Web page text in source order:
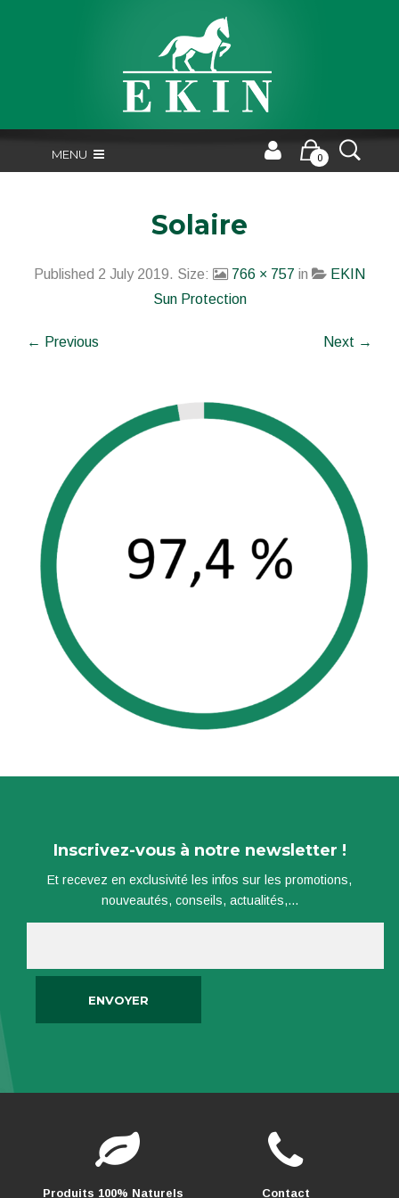
MENU 0
Solaire
Published 2 July 2019. Size: 766 × 757 in
EKIN
Sun Protection
← Previous Next →
Inscrivez-vous à notre newsletter !
Et recevez en exclusivité les infos sur les promotions,
nouveautés, conseils, actualités,...
Produits 100% Naturels Contact